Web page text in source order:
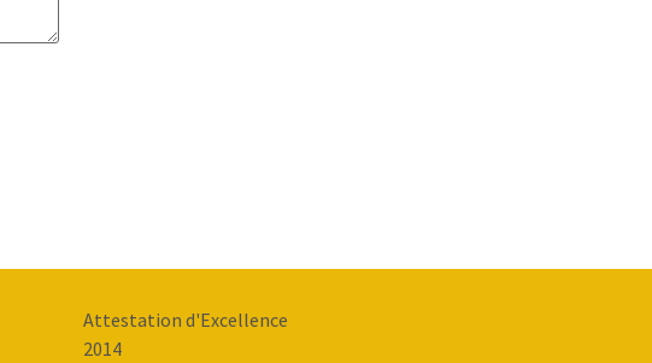
Attestation d'Excellence
2014